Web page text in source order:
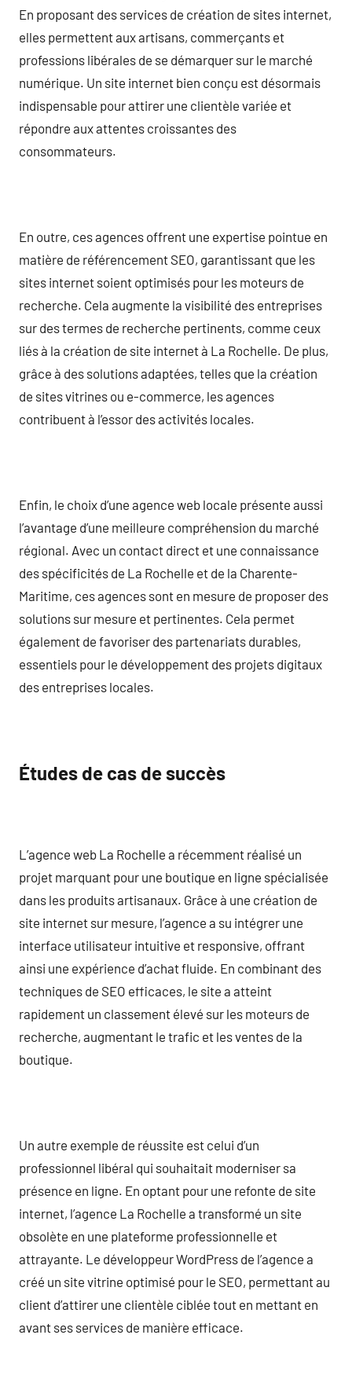
En proposant des services de création de sites internet,
elles permettent aux artisans, commerçants et
professions libérales de se démarquer sur le marché
numérique. Un site internet bien conçu est désormais
indispensable pour attirer une clientèle variée et
répondre aux attentes croissantes des
consommateurs.
En outre, ces agences offrent une expertise pointue en
matière de référencement SEO, garantissant que les
sites internet soient optimisés pour les moteurs de
recherche. Cela augmente la visibilité des entreprises
sur des termes de recherche pertinents, comme ceux
liés à la création de site internet à La Rochelle. De plus,
grâce à des solutions adaptées, telles que la création
de sites vitrines ou e-commerce, les agences
contribuent à l’essor des activités locales.
Enfin, le choix d’une agence web locale présente aussi
l’avantage d’une meilleure compréhension du marché
régional. Avec un contact direct et une connaissance
des spécificités de La Rochelle et de la Charente-
Maritime, ces agences sont en mesure de proposer des
solutions sur mesure et pertinentes. Cela permet
également de favoriser des partenariats durables,
essentiels pour le développement des projets digitaux
des entreprises locales.
Études de cas de succès
L’agence web La Rochelle a récemment réalisé un
projet marquant pour une boutique en ligne spécialisée
dans les produits artisanaux. Grâce à une création de
site internet sur mesure, l’agence a su intégrer une
interface utilisateur intuitive et responsive, offrant
ainsi une expérience d’achat fluide. En combinant des
techniques de SEO efficaces, le site a atteint
rapidement un classement élevé sur les moteurs de
recherche, augmentant le trafic et les ventes de la
boutique.
Un autre exemple de réussite est celui d’un
professionnel libéral qui souhaitait moderniser sa
présence en ligne. En optant pour une refonte de site
internet, l’agence La Rochelle a transformé un site
obsolète en une plateforme professionnelle et
attrayante. Le développeur WordPress de l’agence a
créé un site vitrine optimisé pour le SEO, permettant au
client d’attirer une clientèle ciblée tout en mettant en
avant ses services de manière efficace.